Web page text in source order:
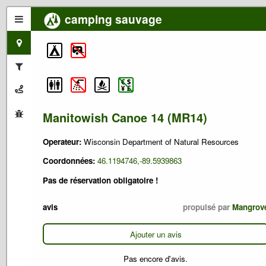
camping sauvage
Manitowish Canoe 14 (MR14)
Operateur: Wisconsin Department of Natural Resources
Coordonnées: 46.1194746,-89.5939863
Pas de réservation obligatoire !
avis propulsé par
Ajouter un avis
Pas encore d'avis.